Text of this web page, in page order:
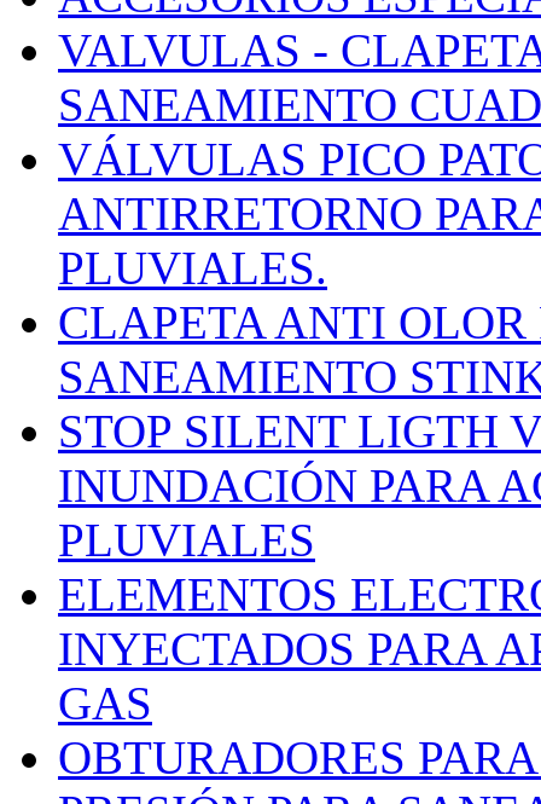
VALVULAS -
SANEAMIENTO
VÁLVULAS PICO
ANTIRRETORNO
PLUVIALES.
CLAPETA ANTI OLOR
SANEAMIENTO
STOP SILENT LIGTH
INUNDACIÓN PARA
PLUVIALES
ELEMENTOS
INYECTADOS PARA
GAS
OBTURADORES